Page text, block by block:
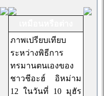
ภาพเปรียบเทียบ
ระหว่างพิธีการ
ทรมานตนเองของ
ชาวชีอะฮ์ อิหม่าม
12 ในวันที่ 10 มุฮัร